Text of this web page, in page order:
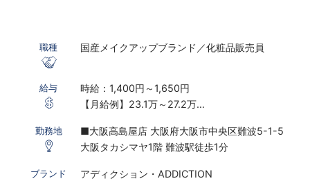
職種 国産メイクアップブランド／化粧品販売員
給与
時給：1,400円～1,650円
【月給例】23.1万～27.2万
※研修期間あり
※時給は経験・スキルにより決定いたします
勤務地
■大阪高島屋店 大阪府大阪市中央区難波5-1-5
大阪タカシマヤ1階 難波駅徒歩1分
ブランド アディクション・ADDICTION